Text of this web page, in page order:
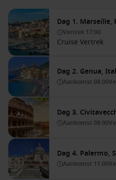
Dag 1. Marseille,
Vertrek 17:00
Cruise Vertrek
Dag 2. Genua,
Aankomst 08:00
Dag 3.
Aankomst 08:00
Dag 4. Palermo,
Aankomst 11:00